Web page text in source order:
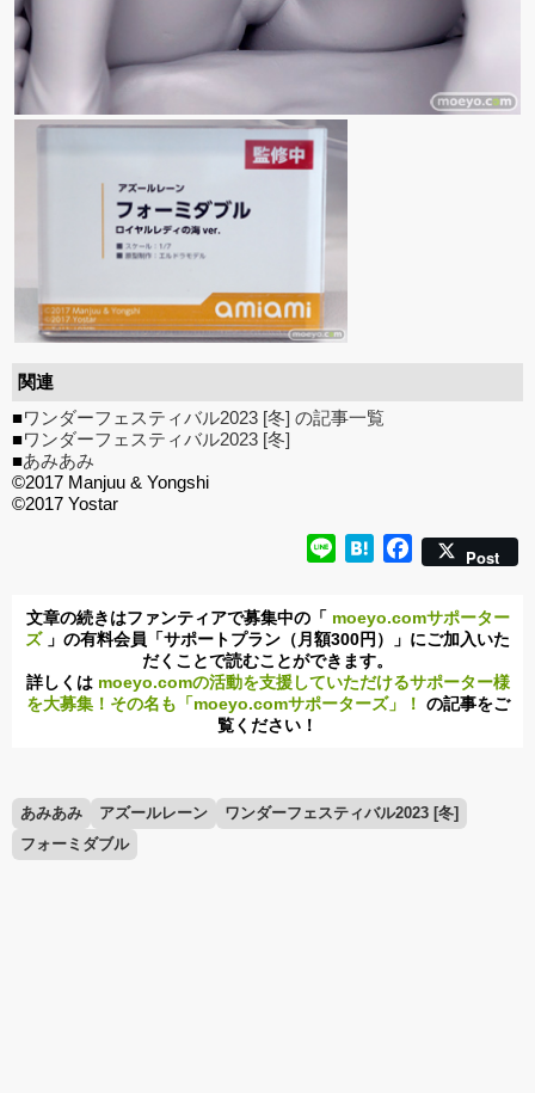
関連
■ワンダーフェスティバル2023 [冬] の記事一覧
■ワンダーフェスティバル2023 [冬]
■あみあみ
©2017 Manjuu & Yongshi
©2017 Yostar
Line HatenaFacebook
Post
文章の続きはファンティアで募集中の「 moeyo.comサポーター
ズ 」の有料会員「サポートプラン（月額300円）」にご加入いた
だくことで読むことができます。
詳しくは moeyo.comの活動を支援していただけるサポーター様
を大募集！その名も「moeyo.comサポーターズ」！ の記事をご
覧ください！
あみあみ アズールレーン
ワンダーフェスティバル2023 [冬]
フォーミダブル